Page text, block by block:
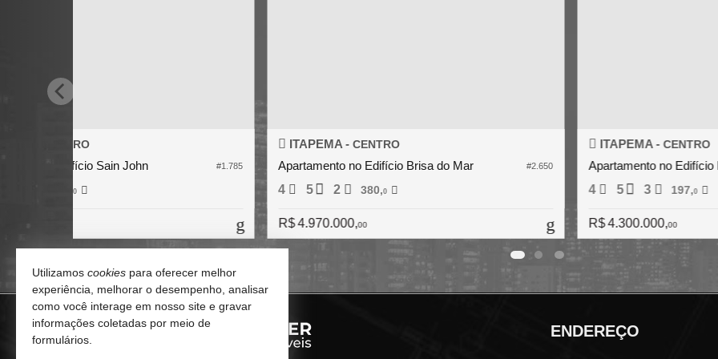
#2.698
Apartamento no Edifício Accendis Home Living
4
#2.661
Apartamento no Edifício Saint Clair
4
4
ENDEREÇO
Utilizamos cookies para oferecer melhor
experiência, melhorar o desempenho, analisar
como você interage em nosso site e gravar
informações coletadas por meio de
formulários.